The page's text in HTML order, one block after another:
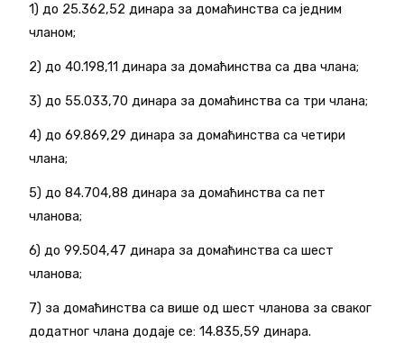
1) до 25.362,52 динара за домаћинства са једним
чланом;
2) до 40.198,11 динара за домаћинства са два члана;
3) до 55.033,70 динара за домаћинства са три члана;
4) до 69.869,29 динара за домаћинства са четири
члана;
5) до 84.704,88 динара за домаћинства са пет
чланова;
6) до 99.504,47 динара за домаћинства са шест
чланова;
7) за домаћинства са више од шест чланова за сваког
додатног члана додаје се: 14.835,59 динара.